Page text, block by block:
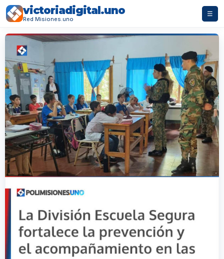
victoriadigital.uno
Red Misiones.uno
☰